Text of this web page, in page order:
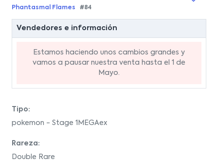
Phantasmal Flames #84
Vendedores e información
Estamos haciendo unos cambios grandes y
vamos a pausar nuestra venta hasta el 1 de
Mayo.
Tipo:
pokemon - Stage 1MEGAex
Rareza:
Double Rare